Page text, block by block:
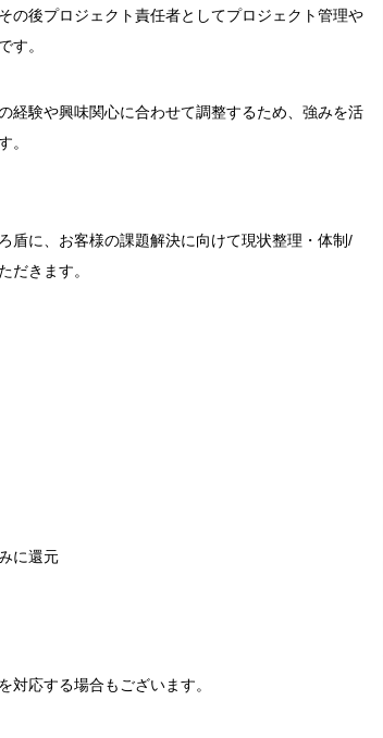
の後プロジェクト責任者としてプロジェクト管理や
す。
験や興味関心に合わせて調整するため、強みを活
。
盾に、お客様の課題解決に向けて現状整理・体制/
だきます。
に還元
応する場合もございます。